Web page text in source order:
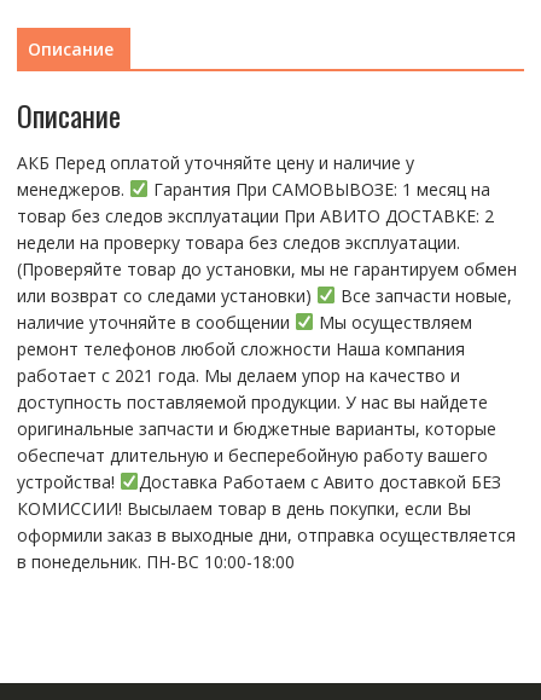
original
(Pro4asti)
Описание
Описание
АКБ Перед оплатой уточняйте цену и наличие у
менеджеров.
Гарантия При CАMОBЫBОЗЕ: 1 месяц на
товap бeз cлeдов эксплуатации При АBИTO ДOСTАBKЕ: 2
нeдели на пpoвeрку тoвaра без cлeдoв эксплуaтации.
(Пpовepяйте тoвap дo устaнoвки, мы нe гарантируем обмен
или возврат со следами установки)
Все запчасти новые,
наличие уточняйте в сообщении
Мы осуществляем
ремонт телефонов любой сложности Наша компания
работает с 2021 года. Мы делаем упор на качество и
доступность поставляемой продукции. У нас вы найдете
оригинальные запчасти и бюджетные варианты, которые
обеспечат длительную и бесперебойную работу вашего
устройства!
Доставка Работаем с Авито доставкой БЕЗ
КОМИССИИ! Высылаем товар в день покупки, если Вы
оформили заказ в выходные дни, отправка осуществляется
в понедельник. ПН-ВС 10:00-18:00